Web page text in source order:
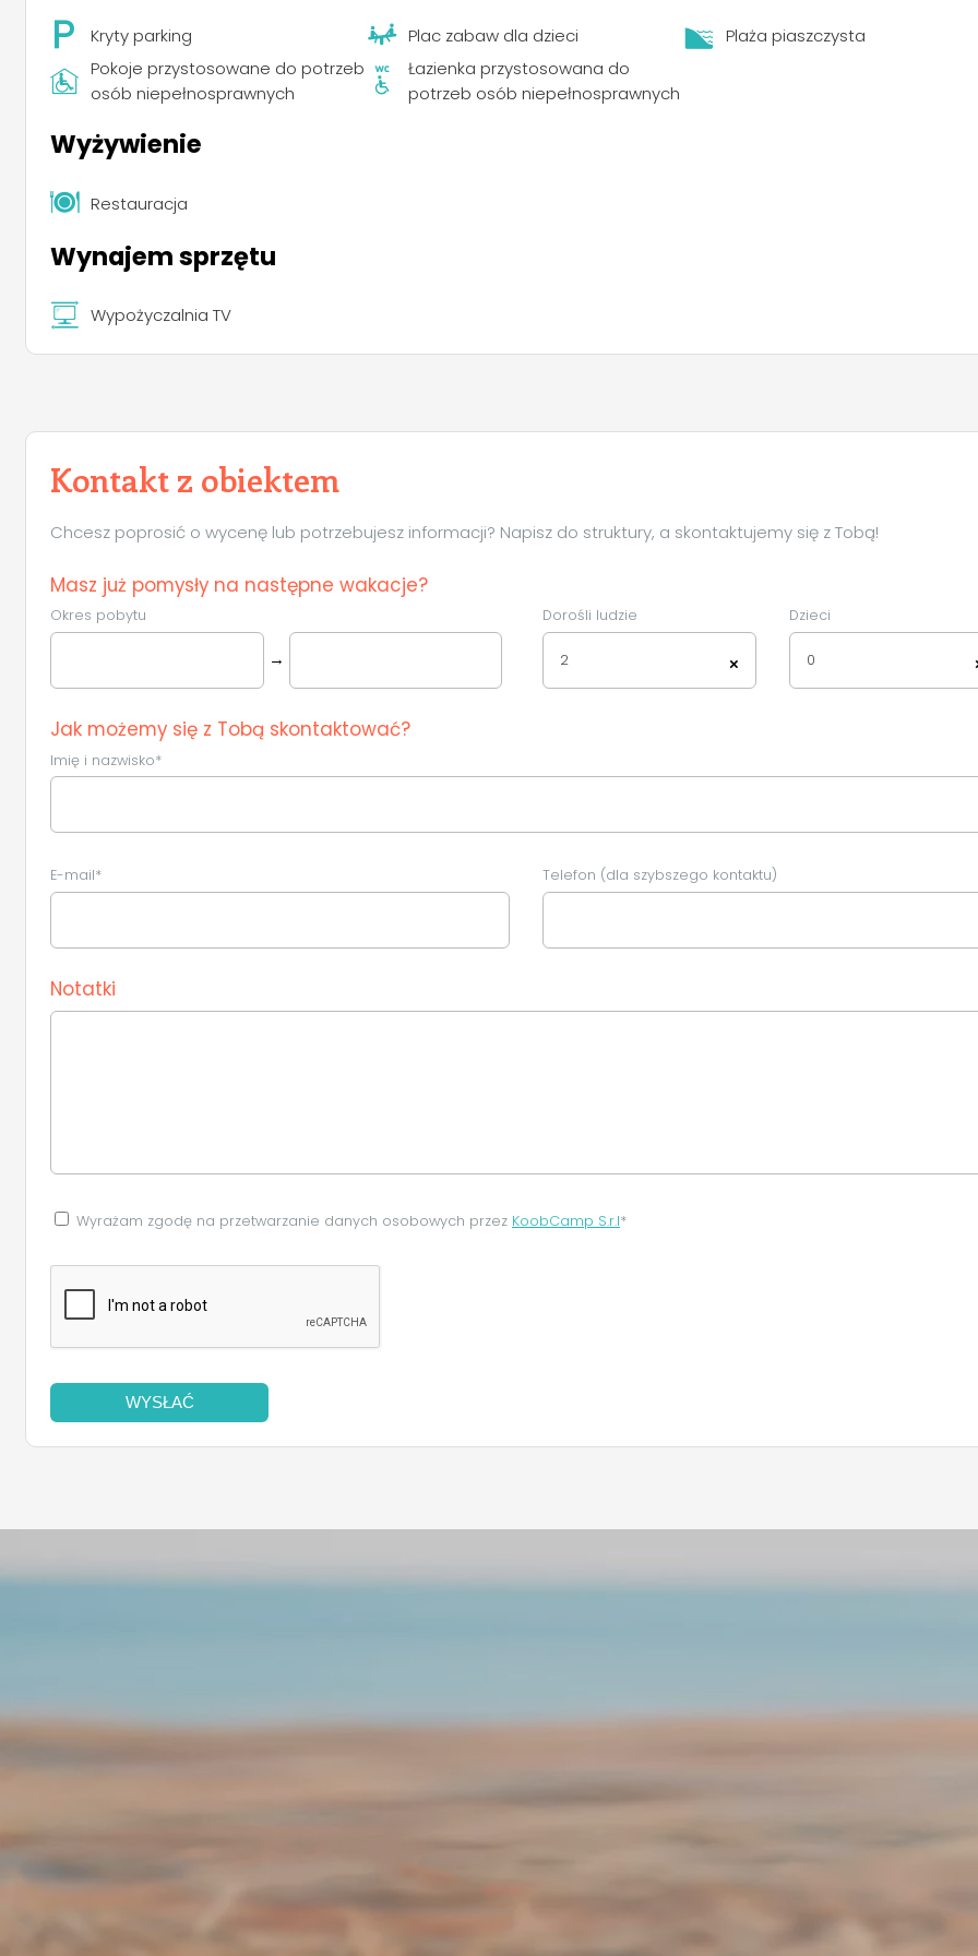
Kryty parking Plac zabaw dla dzieci
Plaża piaszczysta
Pokoje przystosowane do potrzeb
osób niepełnosprawnych
Łazienka przystosowana do
potrzeb osób niepełnosprawnych
Wyżywienie
Restauracja
Wynajem sprzętu
Wypożyczalnia TV
Kontakt z obiektem
Chcesz poprosić o wycenę lub potrzebujesz informacji? Napisz do struktury, a skontaktujemy się z Tobą!
Masz już pomysły na następne wakacje?
Okres pobytu
→
Dorośli ludzie
×
2
Dzieci
0
Jak możemy się z Tobą skontaktować?
Imię i nazwisko*
E-mail* Telefon (dla szybszego kontaktu)
Notatki
Wyrażam zgodę na przetwarzanie danych osobowych przez KoobCamp S.r.l*
WYSŁAĆ